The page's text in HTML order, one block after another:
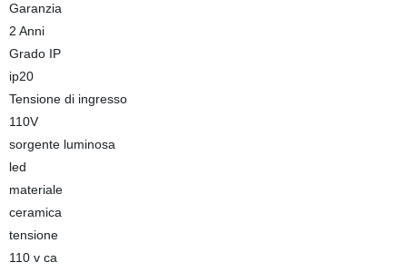
Garanzia
2 Anni
Grado IP
ip20
Tensione di ingresso
110V
sorgente luminosa
led
materiale
ceramica
tensione
110 v ca